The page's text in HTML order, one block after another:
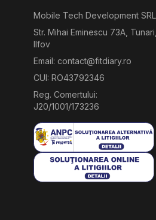
Mobile Tech Development SRL
Str. Mihai Eminescu 73A, Tunari,
Ilfov
Email: contact@fitdiary.ro
CUI: RO43792346
Reg. Comertului:
J20/1001/173236